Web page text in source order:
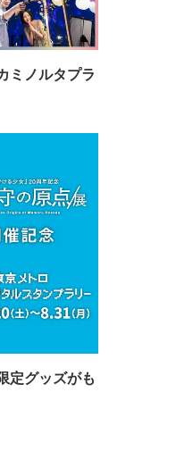
ミノルタプラ
定グッズがも